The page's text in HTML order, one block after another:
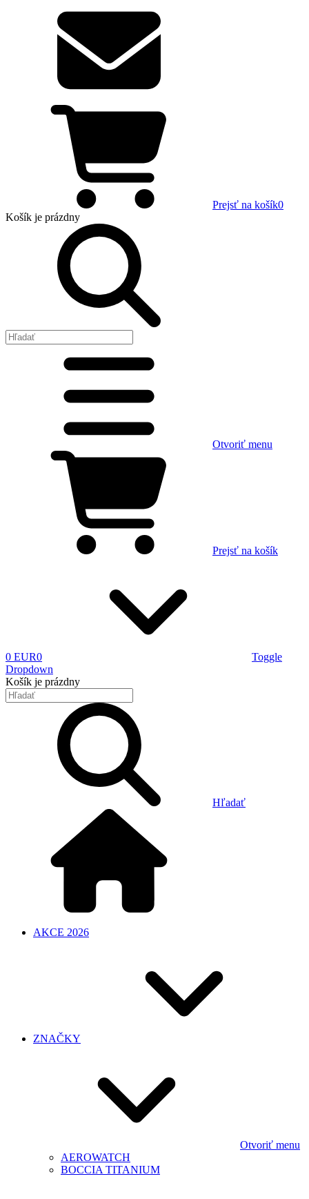
Prejsť na košík0
Košík je prázdny
Otvoriť menu
Prejsť na košík
0 EUR0
Toggle
Dropdown
Košík je prázdny
Hľadať
AKCE 2026
ZNAČKY
Otvoriť menu
AEROWATCH
BOCCIA TITANIUM